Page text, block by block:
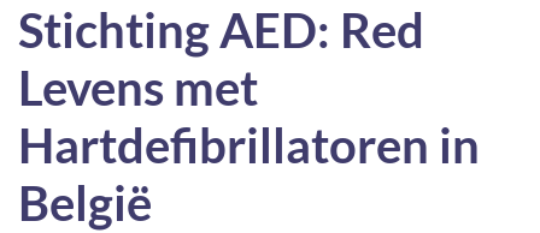
Stichting AED: Red
Levens met
Hartdefibrillatoren in
België